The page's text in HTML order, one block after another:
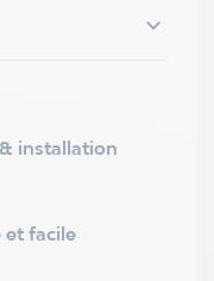

installation
et facile